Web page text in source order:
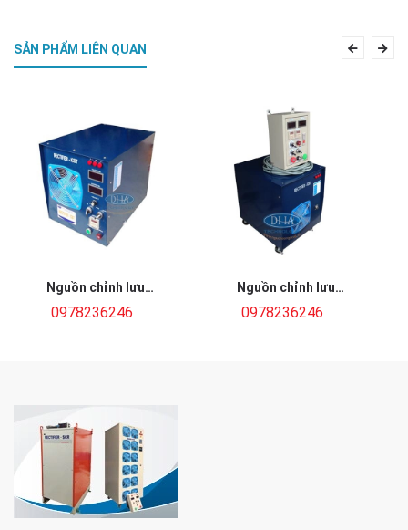
SẢN PHẨM LIÊN QUAN Previous
Nguồn chỉnh lưu
8V/300A
0978236246
Nguồn chỉnh lưu
12V/500A có đảo cực
0978236246